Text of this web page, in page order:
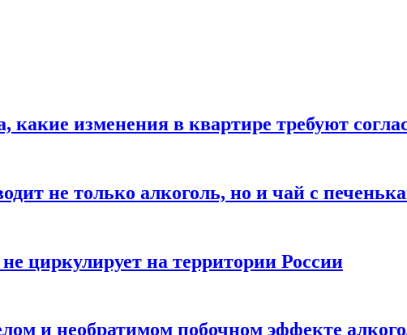
какие изменения в квартире требуют
не только алкоголь, но и чай с
циркулирует на территории России
и необратимом побочном эффекте